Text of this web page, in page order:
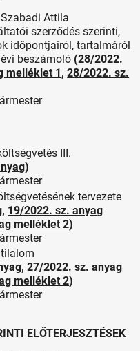
Attila
szerződés szerinti,
időpontjairól, tartalmáról
beszámoló (28/2022.
melléklet 1,28/2022. sz.
III.
)
tervezete
, 19/2022. sz. anyag
melléklet 2)
,27/2022. sz. anyag
melléklet 2)
ELŐTERJESZTÉSEK